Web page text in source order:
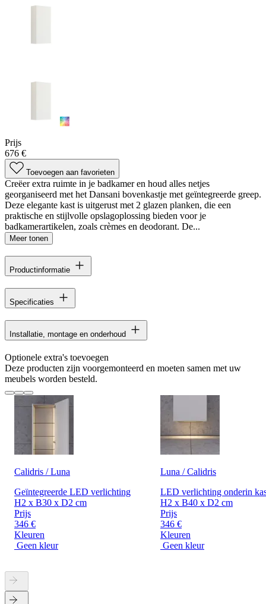
Prijs
676 €
Toevoegen aan favorieten
Creëer extra ruimte in je badkamer en houd alles netjes
georganiseerd met het Dansani bovenkastje met geïntegreerde greep.
Deze elegante kast is uitgerust met 2 glazen planken, die een
praktische en stijlvolle opslagoplossing bieden voor je
badkamerartikelen, zoals crèmes en deodorant. De...
Meer tonen
Productinformatie
Specificaties
Installatie, montage en onderhoud
Optionele extra's toevoegen
Deze producten zijn voorgemonteerd en moeten samen met uw
meubels worden besteld.
Calidris / Luna
Geïntegreerde LED verlichting
H2 x B30 x D2 cm
Prijs
346 €
Kleuren
Geen kleur
Luna / Calidris
LED verlichting onderin
H2 x B40 x D2 cm
Prijs
346 €
Kleuren
Geen kleur